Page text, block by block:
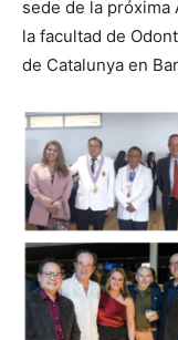
sede de la próxima
la facultad de
de Catalunya en